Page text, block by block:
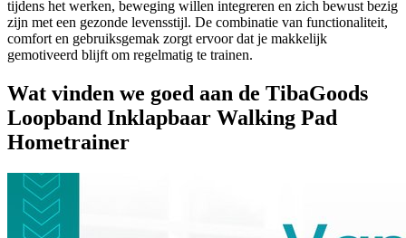
tijdens het werken, beweging willen integreren en zich bewust bezig
zijn met een gezonde levensstijl. De combinatie van functionaliteit,
comfort en gebruiksgemak zorgt ervoor dat je makkelijk
gemotiveerd blijft om regelmatig te trainen.
Wat vinden we goed aan de TibaGoods
Loopband Inklapbaar Walking Pad
Hometrainer